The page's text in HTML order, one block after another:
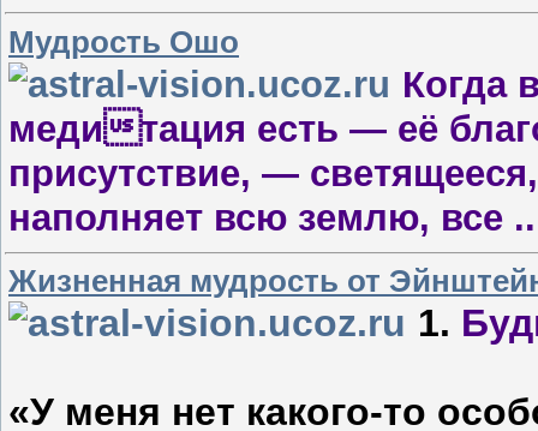
Мудрость Ошо
Когда
медитация есть — её
присутствие, —
наполняет всю землю, все
Жизненная мудрость от
1.
«У меня нет какого-то